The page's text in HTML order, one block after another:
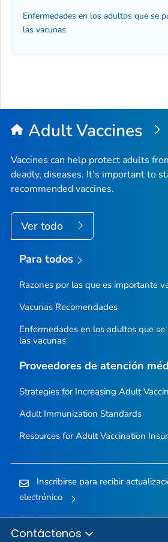
Enfermedades en los adultos que se
las vacunas
Adult Vaccines
Vaccines can help protect adults
deadly, diseases. It’s important to
recommended vaccines.
Ver todo
Para todos
Razones por las que es importante
Vacunas Recomendades
Enfermedades en los adultos que
las vacunas
Proveedores de atención
Strategies for Increasing Adult
Adult Immunization Standards
Resources for Adult Vaccination
Inscribirse para recibir
electrónico
Contáctenos